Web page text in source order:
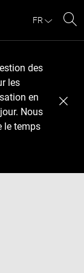
FR
sur
des
les
en
Nous
le temps